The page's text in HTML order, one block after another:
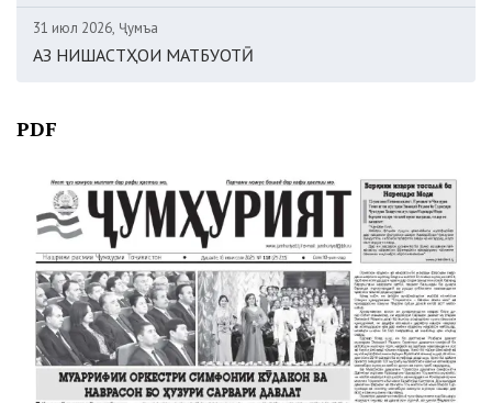
31 июл 2026, Ҷумъа
АЗ НИШАСТҲОИ МАТБУОТӢ
PDF